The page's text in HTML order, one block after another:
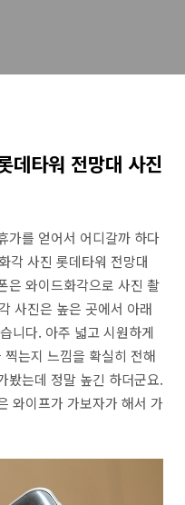
데타워 전망대 사진
가를 얻어서 어디갈까 하다
각 사진 롯데타워 전망대
은 와이드화각으로 사진 촬
사진은 높은 곳에서 아래
니다. 아주 넓고 시원하게
는지 느낌을 확실히 전해
봤는데 정말 높긴 하더군요.
와이프가 가보자가 해서 가